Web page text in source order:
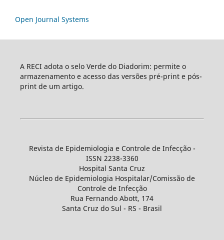
Open Journal Systems
A RECI adota o selo Verde do Diadorim: permite o
armazenamento e acesso das versões pré-print e pós-
print de um artigo.
Revista de Epidemiologia e Controle de Infecção -
ISSN 2238-3360
Hospital Santa Cruz
Núcleo de Epidemiologia Hospitalar/Comissão de
Controle de Infecção
Rua Fernando Abott, 174
Santa Cruz do Sul - RS - Brasil